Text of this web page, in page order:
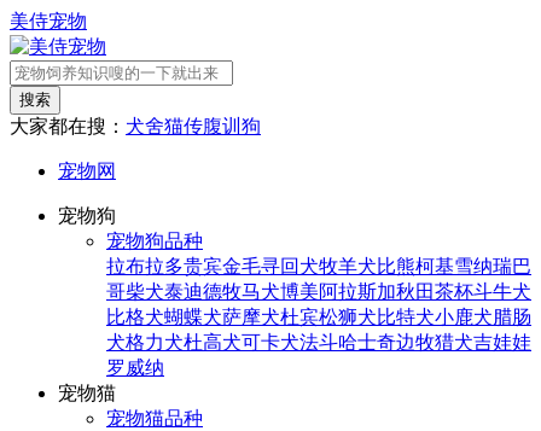
美侍宠物
搜索
大家都在搜： 犬舍猫传腹训狗
宠物网
宠物狗
宠物狗品种
拉布拉多贵宾金毛寻回犬牧羊犬比熊柯基雪纳瑞巴
哥柴犬泰迪德牧马犬博美阿拉斯加秋田茶杯斗牛犬
比格犬蝴蝶犬萨摩犬杜宾松狮犬比特犬小鹿犬腊肠
犬格力犬杜高犬可卡犬法斗哈士奇边牧猎犬吉娃娃
罗威纳
宠物猫
宠物猫品种